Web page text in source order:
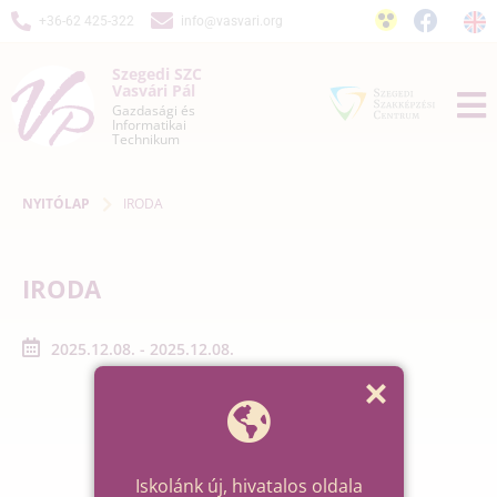
+36-62 425-322 info@vasvari.org
Szegedi SZC
Vasvári Pál
Gazdasági és
Informatikai
Technikum
NYITÓLAP IRODA
IRODA
2025.12.08. - 2025.12.08.
Iskolánk új, hivatalos oldala